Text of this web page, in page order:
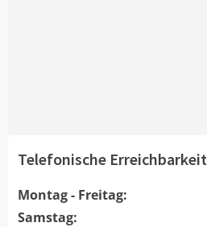
Telefonische Erreichbarkeit
Montag - Freitag:
Samstag: